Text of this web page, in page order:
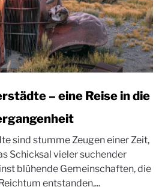
– eine Reise in die
sind stumme Zeugen einer Zeit,
Schicksal vieler suchender
blühende Gemeinschaften, die
entstanden,...